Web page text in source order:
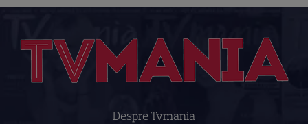
Despre Tvmania